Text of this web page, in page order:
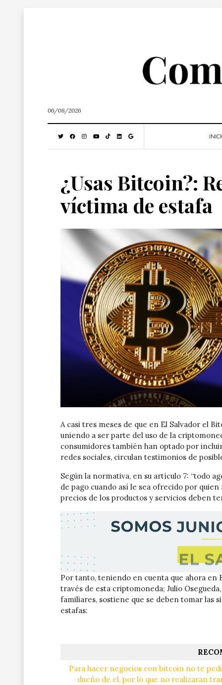
06/08/2026
¿Usas Bitcoin?:
víctima de estafa
A casi tres meses de que en El Salvador el
uniendo a ser parte del uso de la
consumidores también han optado por
redes sociales, circulan testimonios de
Según la normativa, en su artículo 7: “todo
de pago cuando así le sea ofrecido por
precios de los productos y servicios deben
Por tanto, teniendo en cuenta que ahora en
través de esta criptomoneda; Julio
familiares, sostiene que se deben tomar las
estafas:
Para hacer negocios con bitcoin no te
dueño de el, por lo que no realizaran